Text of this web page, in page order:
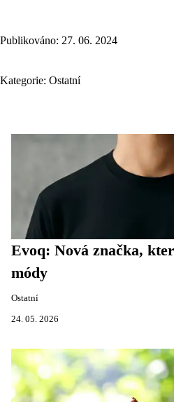
Publikováno: 27. 06. 2024
Kategorie: Ostatní
Evoq: Nová značka,
módy
Ostatní
24. 05. 2026